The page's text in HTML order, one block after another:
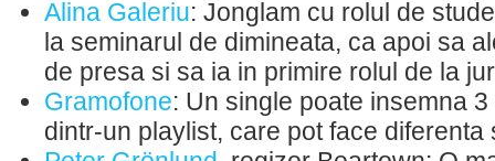
Alina Galeriu: Jonglam cu rolul de
la seminarul de dimineata, ca apoi sa
de presa si sa ia in primire rolul de la
Gramofone: Un single poate insemna
dintr-un playlist, care pot face diferenta